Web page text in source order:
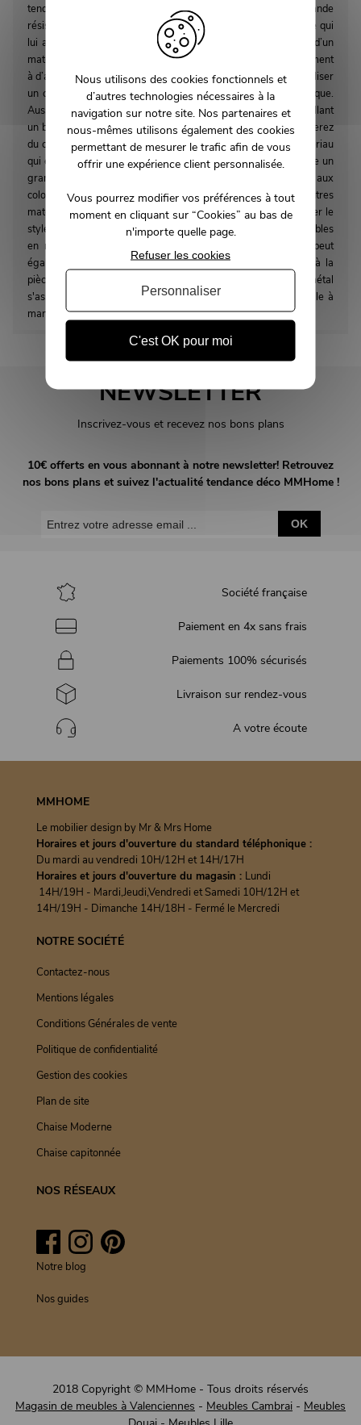
tendance. Ce matériau est tout d’abord connu pour sa grande
résistance et sa robustesse. En effet, le métal est très solide ce qui
lui assure une très bonne durée de vie. D’autre part, il s’agit d’un
matériau qui ne nécessite pas d’entretien spécifique. Contrairement
à d’autres matières, il ne bouge pas dans le temps. Il suffit d’utiliser
un chiffon humide pour le nettoyer, ce qui le rend très pratique.
Aussi, le métal est très apprécié pour son style. Ainsi, en installant
un buffet industriel dans votre salle à manger vous lui apporterez
du caractère et du charme. D'autre part, le métal est un matériau
qui est facilement modulable. C'est pour cette raison qu'il existe un
grand nombre de meubles en métal aux styles, aux formes et aux
coloris variés. De plus, le métal peut facilement se marier à d'autres
matériaux. Cela rend le buffet facile à associer. Pour accentuer le
style industriel de la pièce, vous pouvez y installer d'autres meubles
en métal, mais aussi en bois ou encore en cuir. Le bois peut
également permettre de donner une ambiance scandinave à la
pièce. Enfin, puisqu'il existe dans de nombreux coloris, le métal
s'associe facilement aux coloris des autres meubles de la salle à
manger.
NEWSLETTER
Inscrivez-vous et recevez nos bons plans
10€ offerts en vous abonnant à notre newsletter! Retrouvez
nos bons plans et suivez l'actualité tendance déco MMHome !
OK
Société française
Paiement en 4x sans frais
Paiements 100% sécurisés
Livraison sur rendez-vous
A votre écoute
MMHOME
Le mobilier design by Mr & Mrs Home
Horaires et jours d'ouverture du standard téléphonique :
Du mardi au vendredi 10H/12H et 14H/17H
Horaires et jours d'ouverture du magasin : Lundi
14H/19H - Mardi,Jeudi,Vendredi et Samedi 10H/12H et
14H/19H - Dimanche 14H/18H - Fermé le Mercredi
NOTRE SOCIÉTÉ
Contactez-nous
Mentions légales
Conditions Générales de vente
Politique de confidentialité
Gestion des cookies
Plan de site
Chaise Moderne
Chaise capitonnée
NOS RÉSEAUX
FacebookInstagramPinterest
Notre blog
Nos guides
2018 Copyright © MMHome - Tous droits réservés
Magasin de meubles à Valenciennes - Meubles Cambrai - Meubles
Nous utilisons des cookies fonctionnels et
d’autres technologies nécessaires à la
navigation sur notre site. Nos partenaires et
nous-mêmes utilisons également des cookies
permettant de mesurer le trafic afin de vous
offrir une expérience client personnalisée.
Vous pourrez modifier vos préférences à tout
moment en cliquant sur “Cookies” au bas de
n'importe quelle page.
C'est OK pour moi
Refuser les cookies
Personnaliser